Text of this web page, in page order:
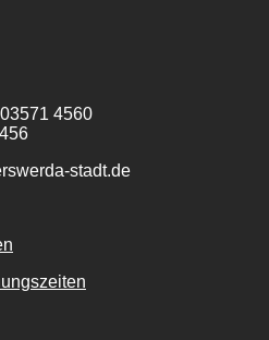
4560
stadt.de